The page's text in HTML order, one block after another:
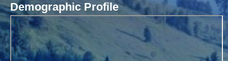
Demographic Profile